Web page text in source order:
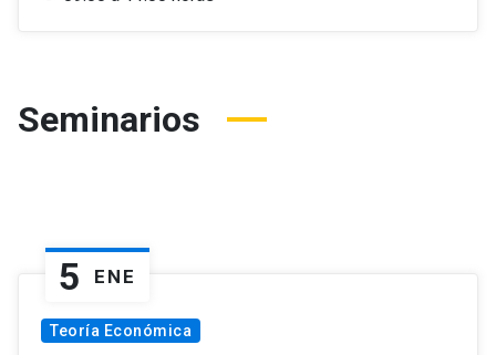
Seminarios
5 ENE
Teoría Económica